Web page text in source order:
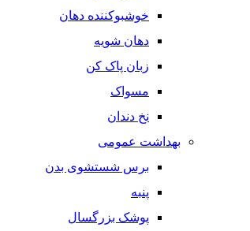
خوشبوکننده دهان
دهان شویه
زبان پاک کن
مسواک
نخ دندان
بهداشت عمومی
برس شستشوی بدن
پنبه
پوشک بزرگسال